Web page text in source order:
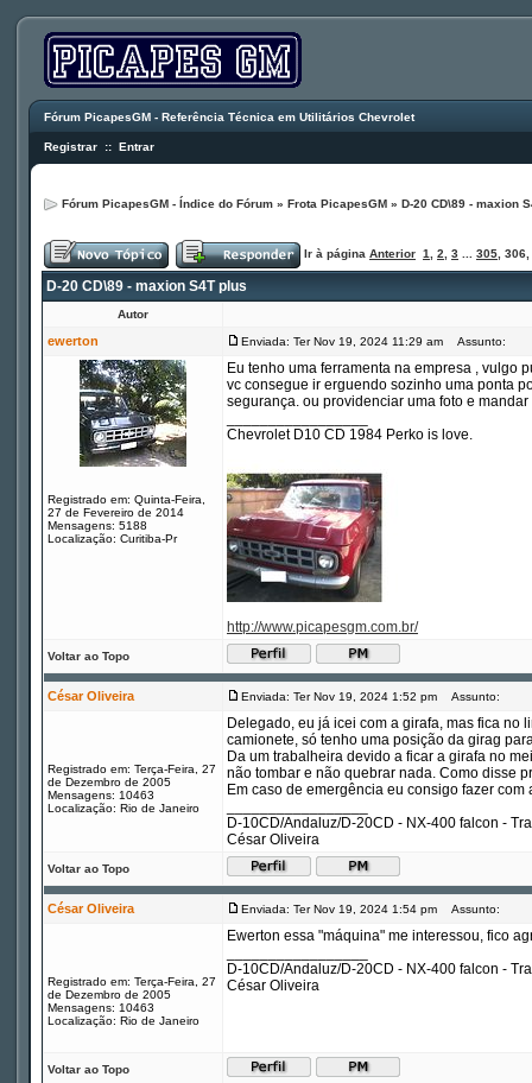
Fórum PicapesGM - Referência Técnica em Utilitários Chevrolet
Registrar :: Entrar
Fórum PicapesGM - Índice do Fórum » Frota PicapesGM » D-20 CD\89 - maxion
Ir à página Anterior 1 2 3 305 306
D-20 CD\89 - maxion S4T plus
Autor
ewerton Enviada: Ter Nov 19, 2024 11:29 am Assunto:
Registrado em: Quinta-Feira,
27 de Fevereiro de 2014
Mensagens: 5188
Localização: Curitiba-Pr
Eu tenho uma ferramenta na empresa , vulgo
vc consegue ir erguendo sozinho uma ponta
segurança. ou providenciar uma foto e mandar
Chevrolet D10 CD 1984 Perko is love.
http://www.picapesgm.com.br/
Voltar ao Topo
César Oliveira Enviada: Ter Nov 19, 2024 1:52 pm Assunto:
Registrado em: Terça-Feira, 27
de Dezembro de 2005
Mensagens: 10463
Localização: Rio de Janeiro
Delegado, eu já icei com a girafa, mas fica no
camionete, só tenho uma posição da girag
Da um trabalheira devido a ficar a girafa no
não tombar e não quebrar nada. Como disse
Em caso de emergência eu consigo fazer
D-10CD/Andaluz/D-20CD - NX-400 falcon -
César Oliveira
Voltar ao Topo
César Oliveira Enviada: Ter Nov 19, 2024 1:54 pm Assunto:
Registrado em: Terça-Feira, 27
de Dezembro de 2005
Mensagens: 10463
Localização: Rio de Janeiro
Ewerton essa "máquina" me interessou, fico
D-10CD/Andaluz/D-20CD - NX-400 falcon -
César Oliveira
Voltar ao Topo